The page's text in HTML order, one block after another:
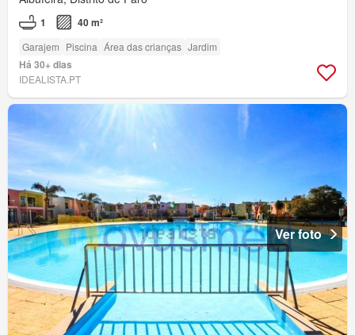
1 40 m²
Garajem Piscina Área das crianças Jardim
Há 30+ dias
IDEALISTA.PT
Ver foto